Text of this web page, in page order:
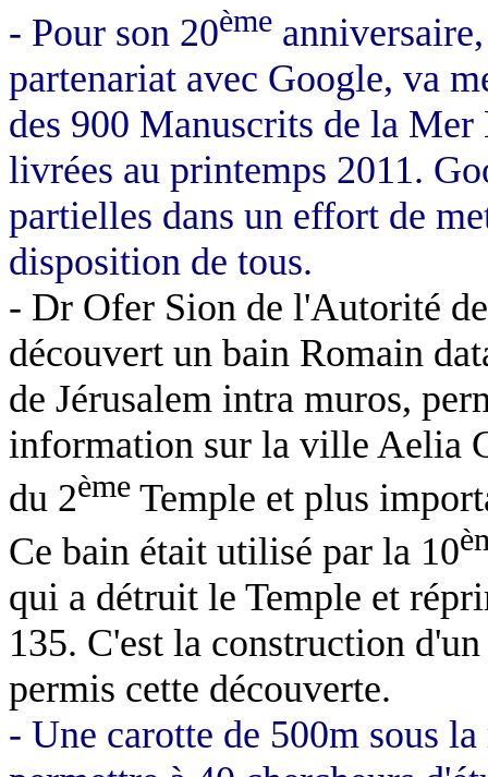
- Pour son 20ème
partenariat avec Google, va
des 900 Manuscrits de la
livrées au printemps 2011.
partielles dans un effort de
disposition de tous.
- Dr Ofer Sion de l'Autorité
découvert un bain Romain
de Jérusalem intra muros,
information sur la ville Aelia
du 2ème Temple et plus
Ce bain était utilisé par la 10
qui a détruit le Temple et
135. C'est la construction
permis cette découverte.
- Une carotte de 500m sous